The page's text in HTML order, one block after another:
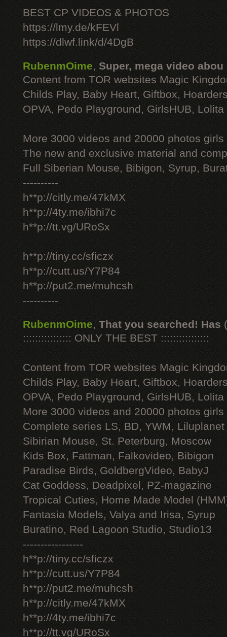
BEST CP VIDEOS & PHOTOS
https://lmy.de/kFEVl
https://dlwf.link/d/4DgB
RubenmOime, Super, mega video abou
Content from TOR websites Magic
Childs Play, Baby Heart, Giftbox,
OPVA, Pedo Playground, GirlsHUB, Lolita
More 3000 videos and 20000 photos
The new and exclusive material and
Full Siberian Mouse, Bibigon, Syrup,
----------
h**p://citly.me/47kMX
h**p://4ty.me/ibhi7c
h**p://tt.vg/URoSx
h**p://tiny.cc/sficzx
h**p://cutt.us/Y7P84
h**p://put2.me/muhcsh
----------
RubenmOime, That you searched! Has
:::::::::::::::: ONLY THE BEST ::::::::::::::::
Content from TOR websites Magic
Childs Play, Baby Heart, Giftbox,
OPVA, Pedo Playground, GirlsHUB, Lolita
More 3000 videos and 20000 photos
Complete series LS, BD, YWM, Liluplanet
Sibirian Mouse, St. Peterburg, Moscow
Kids Box, Fattman, Falkovideo, Bibigon
Paradise Birds, GoldbergVideo, BabyJ
Cat Goddess, Deadpixel, PZ-magazine
Tropical Cuties, Home Made Model
Fantasia Models, Valya and Irisa, Syrup
Buratino, Red Lagoon Studio, Studio13
-----------------
h**p://tiny.cc/sficzx
h**p://cutt.us/Y7P84
h**p://put2.me/muhcsh
h**p://citly.me/47kMX
h**p://4ty.me/ibhi7c
h**p://tt.vg/URoSx